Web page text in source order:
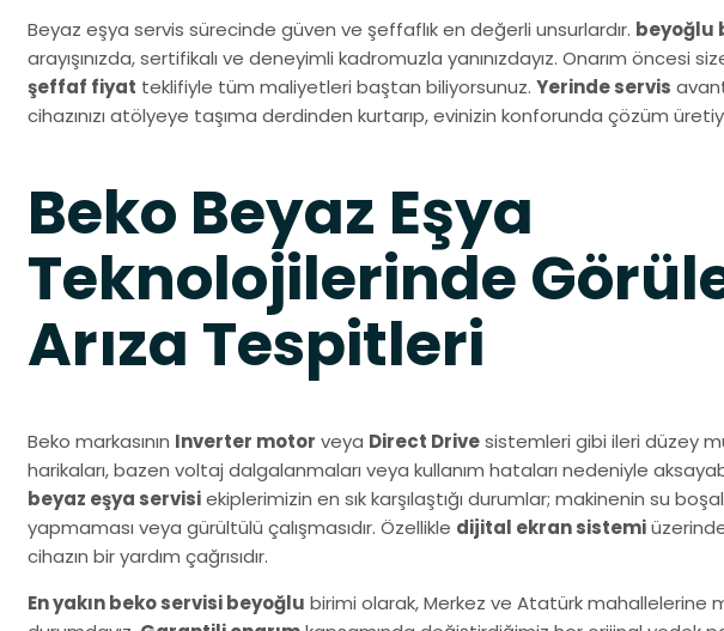
Beyaz eşya servis sürecinde güven ve şeffaflık en değerli unsurlardır. beyoğlu
arayışınızda, sertifikalı ve deneyimli kadromuzla yanınızdayız. Onarım öncesi
şeffaf fiyat teklifiyle tüm maliyetleri baştan biliyorsunuz. Yerinde servis
cihazınızı atölyeye taşıma derdinden kurtarıp, evinizin konforunda çözüm
Beko Beyaz Eşya
Teknolojilerinde
Arıza Tespitleri
Beko markasının Inverter motor veya Direct Drivesistemleri gibi ileri düzey
harikaları, bazen voltaj dalgalanmaları veya kullanım hataları nedeniyle
beyaz eşya servisiekiplerimizin en sık karşılaştığı durumlar; makinenin su
yapmaması veya gürültülü çalışmasıdır. Özellikle dijital ekran sistemi
cihazın bir yardım çağrısıdır.
En yakın beko servisi beyoğlu birimi olarak, Merkez ve Atatürk mahallelerine